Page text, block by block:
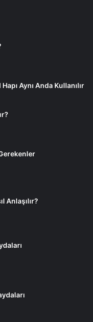
Aynı Anda Kullanılır
Anlaşılır?